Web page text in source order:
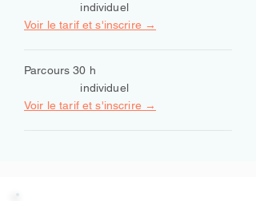
individuel
Voir le tarif et s'inscrire →
Parcours 30 h
individuel
Voir le tarif et s'inscrire →